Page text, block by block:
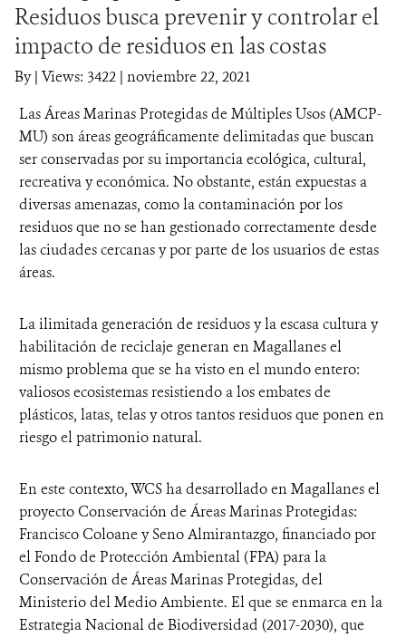
DONA
Residuos busca prevenir y controlar el
impacto de residuos en las costas
By| Views: 3422 | noviembre 22, 2021
Las Áreas Marinas Protegidas de Múltiples Usos (AMCP-
MU) son áreas geográficamente delimitadas que buscan
ser conservadas por su importancia ecológica, cultural,
recreativa y económica. No obstante, están expuestas a
diversas amenazas, como la contaminación por los
residuos que no se han gestionado correctamente desde
las ciudades cercanas y por parte de los usuarios de estas
áreas.
La ilimitada generación de residuos y la escasa cultura y
habilitación de reciclaje generan en Magallanes el
mismo problema que se ha visto en el mundo entero:
valiosos ecosistemas resistiendo a los embates de
plásticos, latas, telas y otros tantos residuos que ponen en
riesgo el patrimonio natural.
En este contexto, WCS ha desarrollado en Magallanes el
proyecto Conservación de Áreas Marinas Protegidas:
Francisco Coloane y Seno Almirantazgo, financiado por
el Fondo de Protección Ambiental (FPA) para la
Conservación de Áreas Marinas Protegidas, del
Ministerio del Medio Ambiente. El que se enmarca en la
Estrategia Nacional de Biodiversidad (2017-2030), que